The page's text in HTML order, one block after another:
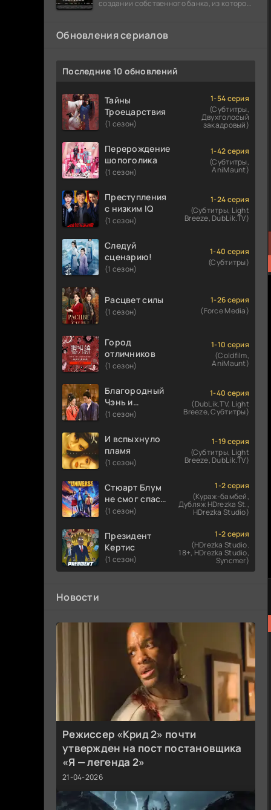
создании собственного банка, из которого
долларов. Однако,
Обновления сериалов
Последние 10 обновлений
Тайны
Троецарствия
(1 сезон)
1-54 серия
(Субтитры,
Двухголосый
закадровый)
Перерождение
шопоголика
(1 сезон)
1-42 серия
(Субтитры,
AniMaunt)
Преступления
с низким IQ
(1 сезон)
1-24 серия
(Субтитры, Light
Breeze, DubLik.TV)
Следуй
сценарию!
(1 сезон)
1-40 серия
(Субтитры)
Расцвет силы
(1 сезон)
1-26 серия
(Force Media)
Город
отличников
(1 сезон)
1-10 серия
(Coldfilm,
AniMaunt)
Благородный
Чэнь и
прекрасная
(1 сезон)
1-40 серия
(DubLik.TV, Light
Breeze, Субтитры)
И вспыхнуло
пламя
(1 сезон)
1-19 серия
(Субтитры, Light
Breeze, DubLik.TV)
Стюарт Блум
не смог спасти
вселенную
(1 сезон)
1-2 серия
(Кураж-бамбей,
Дубляж HDrezka St.,
HDrezka Studio)
Президент
Кертис
(1 сезон)
1-2 серия
(HDrezka Studio.
18+, HDrezka Studio,
Syncmer)
Новости
Режиссер «Крид 2» почти
утвержден на пост постановщика
«Я — легенда 2»
21-04-2026